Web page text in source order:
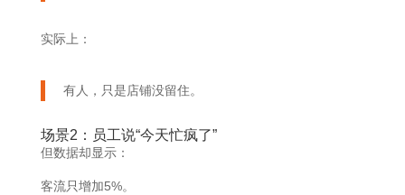
实际上：
有人，只是店铺没留住。
场景2：员工说“今天忙疯了”
但数据却显示：
客流只增加5%。